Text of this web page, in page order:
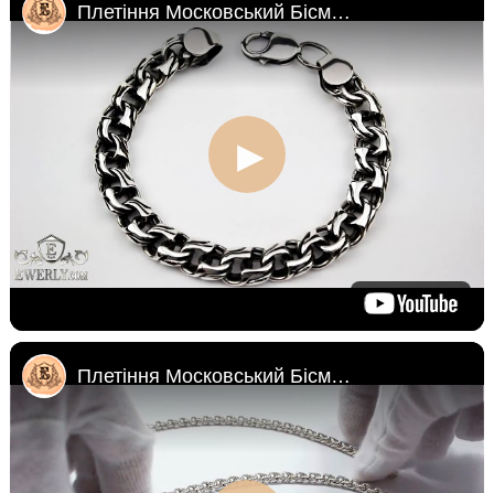
Плетіння Московський Бісмарк
Плетіння Московський Бісмарк